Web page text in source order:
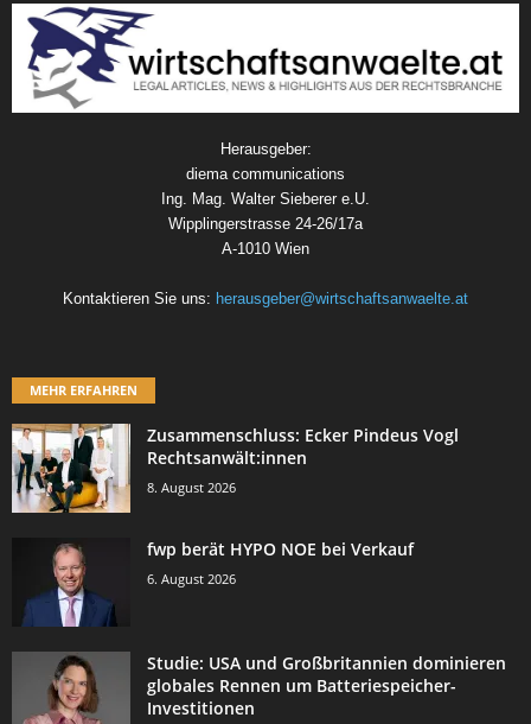
Herausgeber:
diema communications
Ing. Mag. Walter Sieberer e.U.
Wipplingerstrasse 24-26/17a
A-1010 Wien
Kontaktieren Sie uns: herausgeber@wirtschaftsanwaelte.at
MEHR ERFAHREN
Zusammenschluss: Ecker Pindeus Vogl
Rechtsanwält:innen
8. August 2026
fwp berät HYPO NOE bei Verkauf
6. August 2026
Studie: USA und Großbritannien dominieren
globales Rennen um Batteriespeicher-
Investitionen